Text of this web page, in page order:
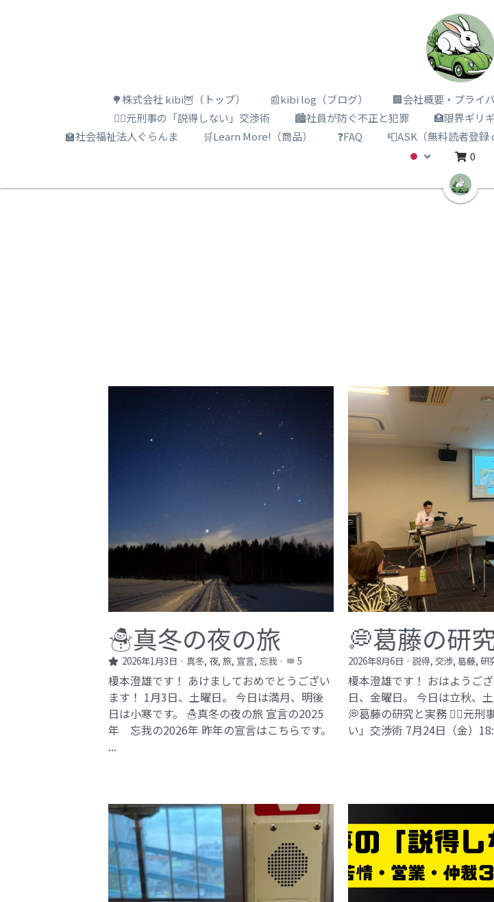
🌳株式会社 kibi🦉（トップ） 📰kibi log（ブログ） 🏢会社概要・プライ
🕵️‍♂️元刑事の「説得しない」交渉術
🏙️社員が防ぐ不正と犯罪 🏥限界ギリ
🏫社会福祉法人ぐらんま
🛒Learn More!（商品） ❓FAQ 📮ASK（無料読者登録
0
☃️真冬の夜の旅
2026年1月3日 · 真冬, 夜, 旅, 宣言, 忘我· 5
榎本澄雄です！ あけましておめでとうござい
ます！ 1月3日、土曜日。 今日は満月、明後
日は小寒です。 ☃️真冬の夜の旅 宣言の2025
年 忘我の2026年​ 昨年の宣言はこちらです。
...
💭葛藤の研
2026年8月6日 · 説得, 交渉, 葛藤, 研
榎本澄雄です！ おはようご
日、金曜日。 今日は立秋、土
💭葛藤の研究と実務 🕵️‍♂️元刑
い」交渉術​ 7月24日（金）